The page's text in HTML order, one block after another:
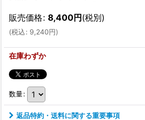
販売価格: 8,400円(税別)
(税込: 9,240円)
在庫わずか
数量:
返品特約・送料に関する重要事項